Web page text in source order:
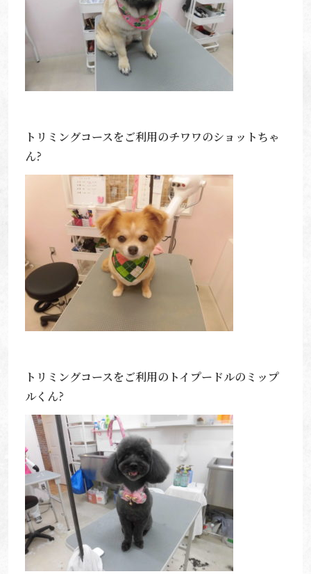
トリミングコースをご利用のチワワのショットちゃ
ん?
トリミングコースをご利用のトイプードルのミップ
ルくん?